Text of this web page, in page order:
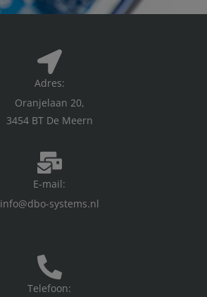
Adres:
Oranjelaan 20,
3454 BT De Meern
E-mail:
info@dbo-systems.nl
Telefoon: